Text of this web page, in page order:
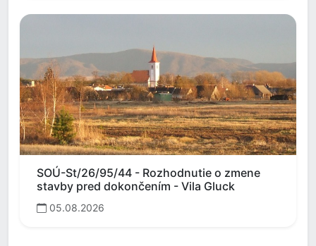
SOÚ-St/26/95/44 - Rozhodnutie o zmene
stavby pred dokončením - Vila Gluck
05.08.2026